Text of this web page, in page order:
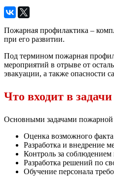
Пожарная профилактика –
при его развитии.
Под термином пожарная
мероприятий в отрыве от
эвакуации, а также опасности
Что входит в
Основными задачами
Оценка возможного факта
Разработка и внедрение
Контроль за
Разработка решений по
Обучение персонала